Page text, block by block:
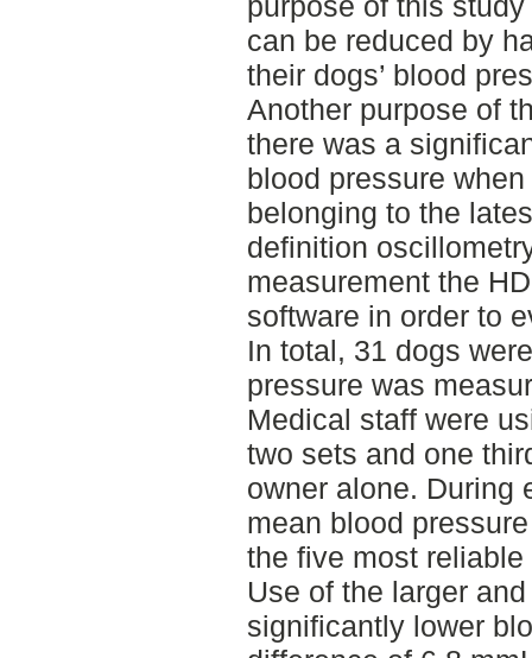
can be reduced by
their dogs’ blood
Another purpose of
there was a
blood pressure
belonging to the
definition
measurement the
software in order to
In total, 31 dogs
pressure was
Medical staff were
two sets and one
owner alone. During
mean blood
the five most reliable
Use of the larger
significantly lower